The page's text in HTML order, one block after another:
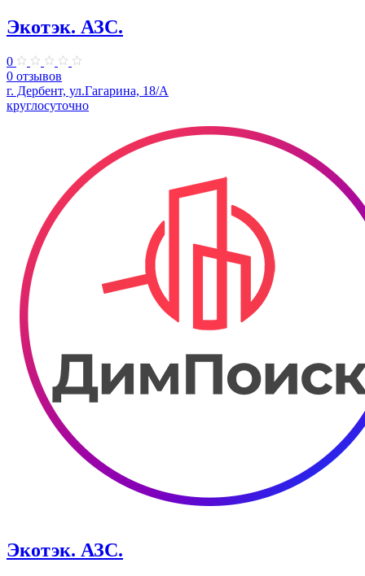
Экотэк. АЗС.
0
0 отзывов
г. Дербент, ул.Гагарина, 18/А
круглосуточно
Экотэк. АЗС.